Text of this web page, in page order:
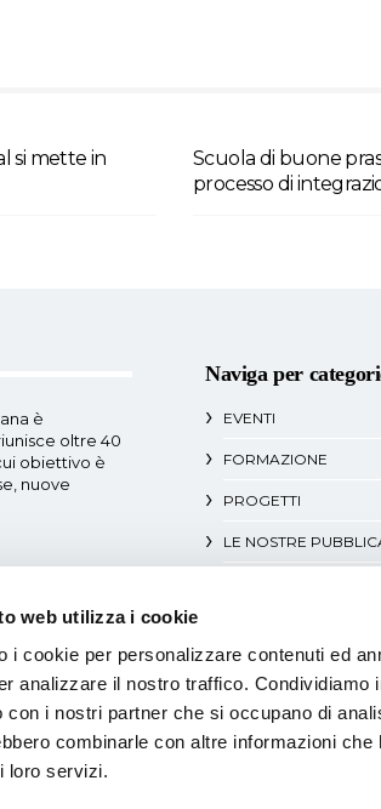
web utilizza i cookie
i cookie per personalizzare contenuti ed
analizzare il nostro traffico.
con i nostri partner che si occupano di
combinarle con altre informazioni
loro servizi.
si mette in
Scuola di buone
processo di
è
oltre 40
obiettivo è
nuove
Naviga per
EVENTI
FORMAZIONE
PROGETTI
LE NOSTRE
BUONE PRASSI